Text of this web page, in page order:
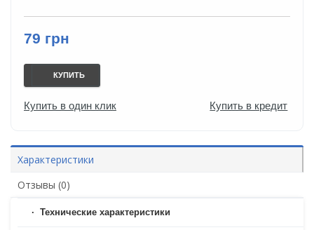
79 грн
КУПИТЬ
Купить в один клик Купить в кредит
Характеристики
Отзывы (0)
Технические характеристики